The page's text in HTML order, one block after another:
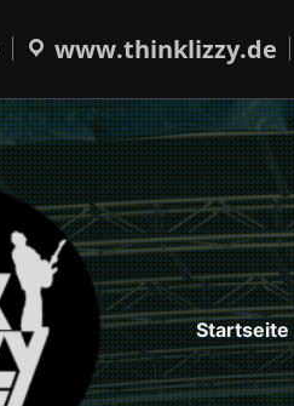
www.thinklizzy.de
Startseite